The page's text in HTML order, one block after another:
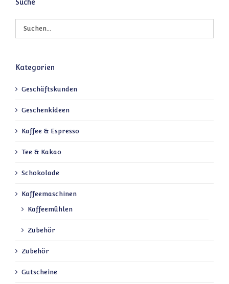
Suche
Kategorien
Geschäftskunden
Geschenkideen
Kaffee & Espresso
Tee & Kakao
Schokolade
Kaffeemaschinen
Kaffeemühlen
Zubehör
Zubehör
Gutscheine